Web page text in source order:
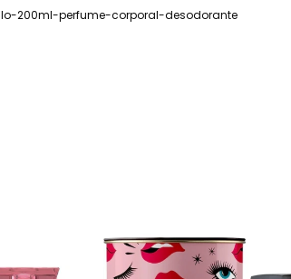
200ml-perfume-corporal-desodorante